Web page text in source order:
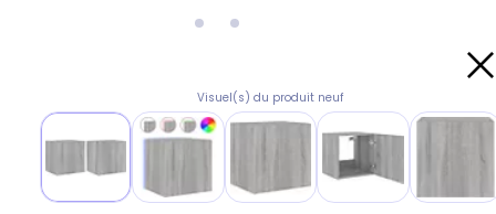
Visuel(s) du produit neuf